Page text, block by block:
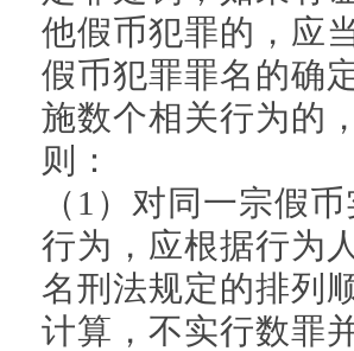
他假币犯罪的，应
假币犯罪罪名的确
施数个相关行为的
则：
（1）对同一宗假
行为，应根据行为
名刑法规定的排列
计算，不实行数罪